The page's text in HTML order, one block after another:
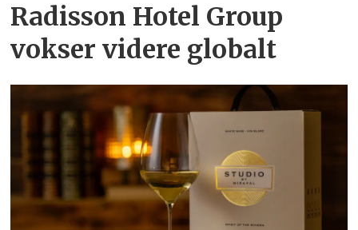
Radisson Hotel Group
vokser videre globalt